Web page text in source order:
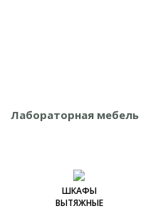
Лабораторная мебель
ШКАФЫ
ВЫТЯЖНЫЕ